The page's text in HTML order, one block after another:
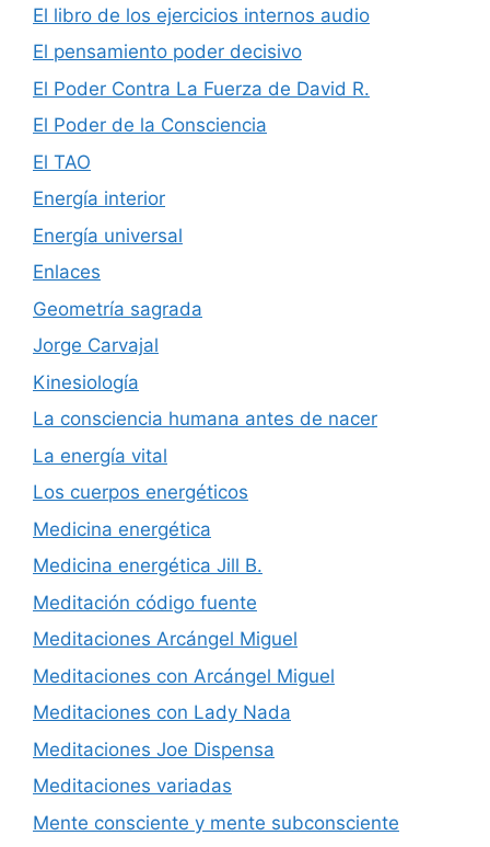
El libro de los ejercicios internos audio
El pensamiento poder decisivo
El Poder Contra La Fuerza de David R.
El Poder de la Consciencia
El TAO
Energía interior
Energía universal
Enlaces
Geometría sagrada
Jorge Carvajal
Kinesiología
La consciencia humana antes de nacer
La energía vital
Los cuerpos energéticos
Medicina energética
Medicina energética Jill B.
Meditación código fuente
Meditaciones Arcángel Miguel
Meditaciones con Arcángel Miguel
Meditaciones con Lady Nada
Meditaciones Joe Dispensa
Meditaciones variadas
Mente consciente y mente subconsciente